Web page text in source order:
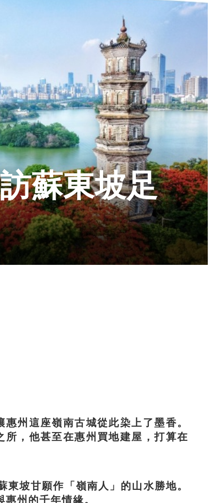
蘇東坡足
州這座嶺南古城從此染上了墨香。
，他甚至在惠州買地建屋，打算在
坡甘願作「嶺南人」的山水勝地。
州的千年情緣。